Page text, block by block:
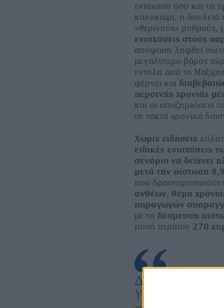
ενίσχυση όσο και τα
καλοκαίρι, η
«θερινούς» ρυθµούς,
ενισχύσεις στους
απόφαση ληφθεί
µεγαλύτερο βάρος
εντολή από το
φέρνει και
περσινής χρονιάς
και οι αποζηµιώσεις
σε τακτά χρονικά
Χωρίς ειδήσεις
ειδικές ενισχύσεις
σενάριο να δείχνει
µετά την πίστωση
που
ανθέων, θέµα
παραγωγών
µε τη δέσµευση
ποσό περίπου 270
Διαβάστε
Υποσαχάριας